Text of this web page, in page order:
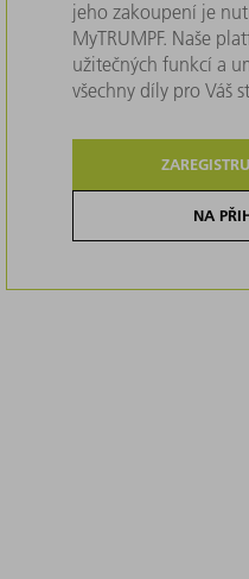
jeho zakoupení je
MyTRUMPF. Naše
užitečných funkcí a
všechny díly pro Váš
NA